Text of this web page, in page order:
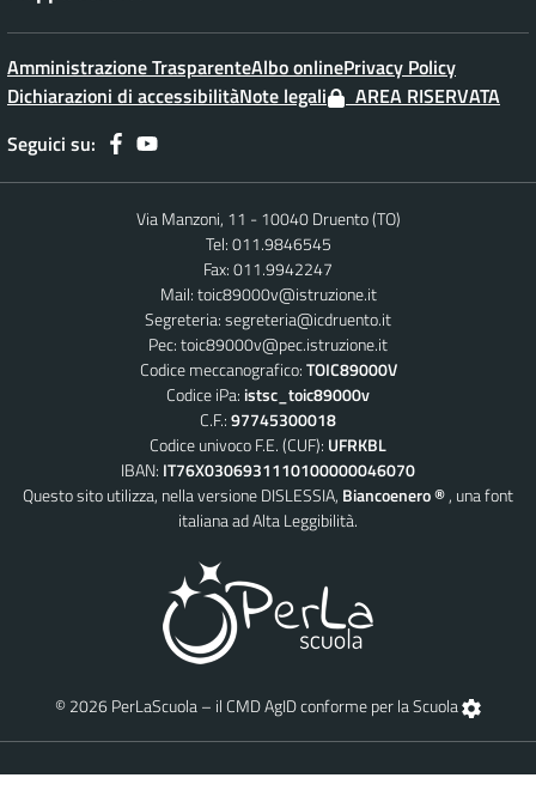
Amministrazione TrasparenteAlbo onlinePrivacy Policy
Dichiarazioni di accessibilitàNote legali
AREA RISERVATA
Seguici su:
Via Manzoni, 11 - 10040 Druento (TO)
Tel: 011.9846545
Fax: 011.9942247
Mail:toic89000v@istruzione.it
Segreteria:segreteria@icdruento.it
Pec:toic89000v@pec.istruzione.it
Codice meccanografico:TOIC89000V
Codice iPa: istsc_toic89000v
C.F.:97745300018
Codice univoco F.E. (CUF): UFRKBL
IBAN: IT76X0306931110100000046070
Questo sito utilizza, nella versione DISLESSIA, Biancoenero ®, una font
italiana ad Alta Leggibilità.
© 2026 PerLaScuola – il CMD AgID conforme per la Scuola